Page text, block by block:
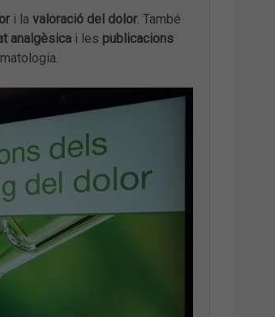
i la valoració del dolor. També
analgèsicai les publicacions